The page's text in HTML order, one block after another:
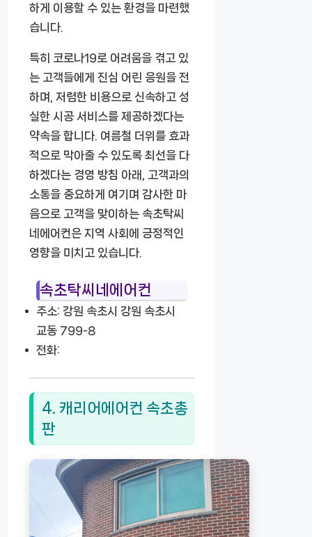
하게 이용할 수 있는 환경을 마련했
습니다.
특히 코로나19로 어려움을 겪고 있
는 고객들에게 진심 어린 응원을 전
하며, 저렴한 비용으로 신속하고 성
실한 시공 서비스를 제공하겠다는
약속을 합니다. 여름철 더위를 효과
적으로 막아줄 수 있도록 최선을 다
하겠다는 경영 방침 아래, 고객과의
소통을 중요하게 여기며 감사한 마
음으로 고객을 맞이하는 속초탁씨
네에어컨은 지역 사회에 긍정적인
영향을 미치고 있습니다.
속초탁씨네에어컨
주소: 강원 속초시 강원 속초시
교동 799-8
전화:
4. 캐리어에어컨 속초총
판